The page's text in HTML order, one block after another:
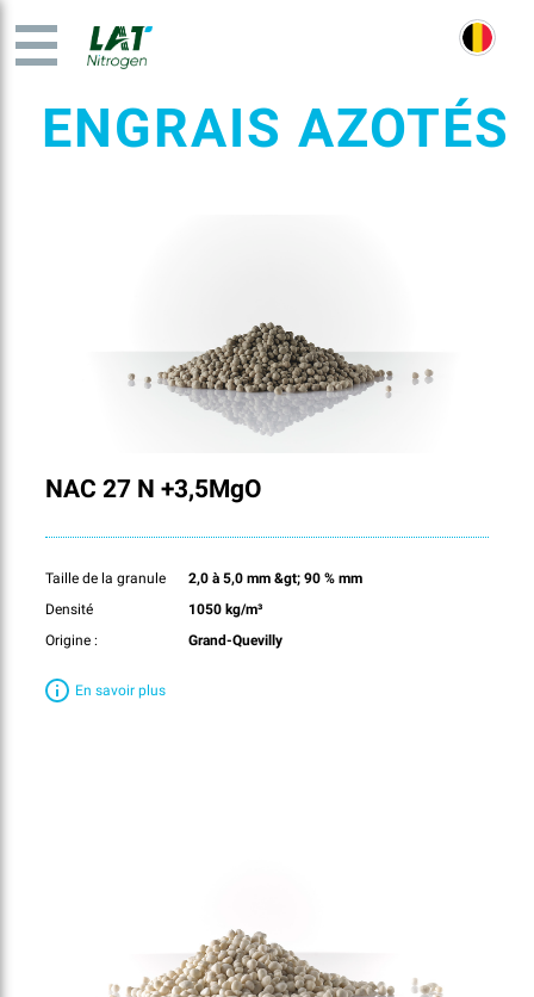
ENGRAIS AZOTÉS
NAC 27 N +3,5MgO
Taille de la granule
2,0 à 5,0 mm &gt; 90 % mm
Densité
1050 kg/m³
Origine :
Grand-Quevilly
En savoir plus